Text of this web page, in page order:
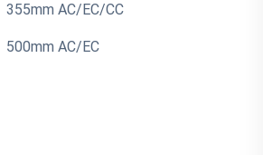
500mm AC/EC